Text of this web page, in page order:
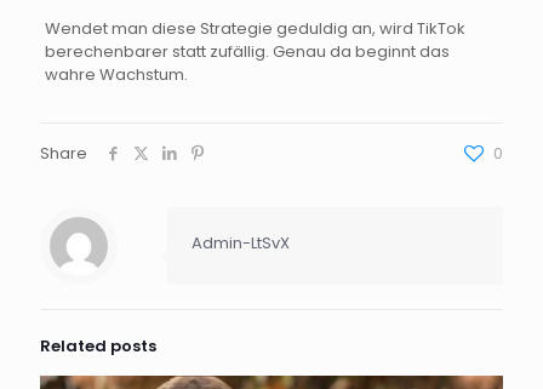
Wendet man diese Strategie geduldig an, wird TikTok
berechenbarer statt zufällig. Genau da beginnt das
wahre Wachstum.
Share 0
Admin-LtSvX
Related posts